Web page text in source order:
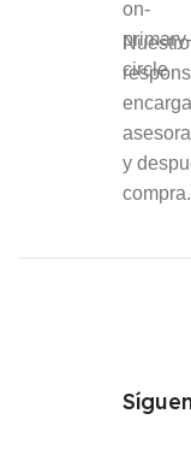
y
compra.